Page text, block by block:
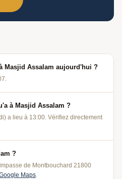
Masjid Assalam aujourd'hui ?
à Masjid Assalam ?
a lieu à 13:00. Vérifiez directement
?
de Montbouchard 21800
Maps.